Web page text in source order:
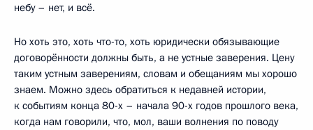
небу – нет, и всё.
Но хоть это, хоть что-то, хоть юридически обязывающие
договорённости должны быть, а не устные заверения. Цену
таким устным заверениям, словам и обещаниям мы хорошо
знаем. Можно здесь обратиться к недавней истории,
к событиям конца 80-х – начала 90-х годов прошлого века,
когда нам говорили, что, мол, ваши волнения по поводу